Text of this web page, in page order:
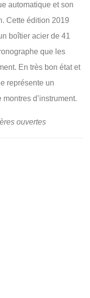
automatique et son
Cette édition 2019
boîtier acier de 41
que les
En très bon état et
représente un
d’instrument.
ouvertes